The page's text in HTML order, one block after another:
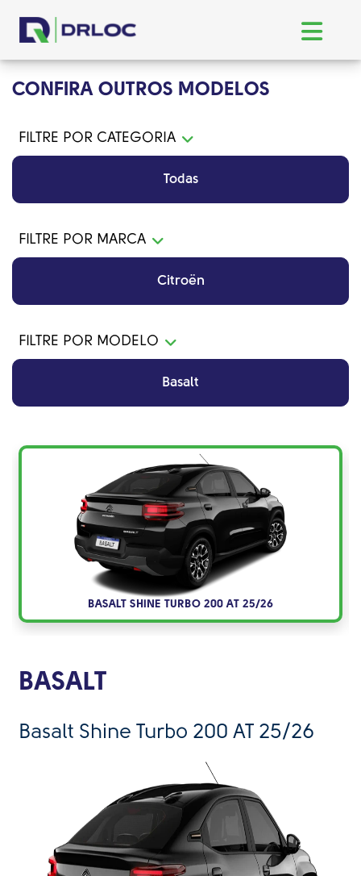
CONFIRA OUTROS MODELOS
FILTRE POR CATEGORIA
Todas
FILTRE POR MARCA
Citroën
FILTRE POR MODELO
Basalt
BASALT SHINE TURBO 200 AT 25/26
BASALT
Basalt Shine Turbo 200 AT 25/26